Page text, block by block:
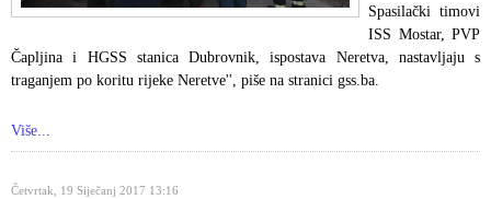
Spasilački timovi
ISS Mostar, PVP
Čapljina i HGSS stanica Dubrovnik, ispostava Neretva, nastavljaju s
traganjem po koritu rijeke Neretve'', piše na stranici gss.ba.
Više...
Četvrtak, 19 Siječanj 2017 13:16